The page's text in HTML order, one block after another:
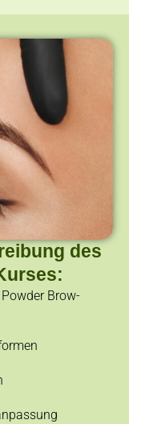
des
Brow-